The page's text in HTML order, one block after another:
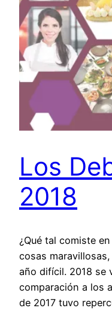
Los
2018
¿Qué tal comiste
cosas
año difícil. 2018 se
comparación a los
de 2017 tuvo